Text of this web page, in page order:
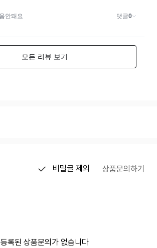
비밀글 제외 상품문의하기
등록된 상품문의가 없습니다